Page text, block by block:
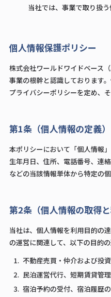
当社では、事業で取り扱
個人情報保護ポリシー
株式会社ワールドワイドベース
事業の根幹と認識しております
プライバシーポリシーを定め、
第1条（個人情報の定義）
本ポリシーにおいて「個人情報
生年月日、住所、電話番号、連
などの当該情報単体から特定の
第2条（個人情報の取得と
当社は、個人情報を利用目的の
の運営に関連して、以下の目的
不動産売買・仲介および投
民泊運営代行、短期賃貸管
宿泊予約の受付、宿泊履歴